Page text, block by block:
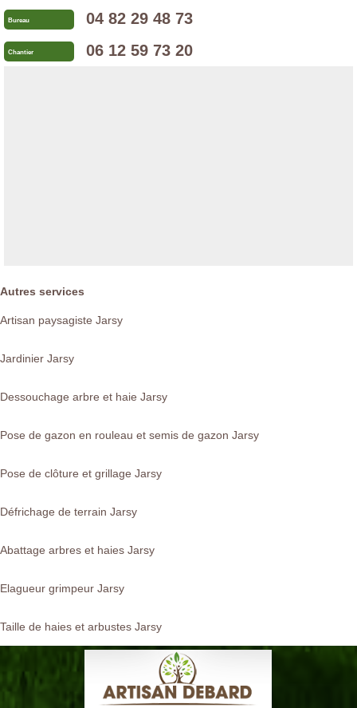
Bureau 04 82 29 48 73
Chantier 06 12 59 73 20
Autres services
Artisan paysagiste Jarsy
Jardinier Jarsy
Dessouchage arbre et haie Jarsy
Pose de gazon en rouleau et semis de gazon Jarsy
Pose de clôture et grillage Jarsy
Défrichage de terrain Jarsy
Abattage arbres et haies Jarsy
Elagueur grimpeur Jarsy
Taille de haies et arbustes Jarsy